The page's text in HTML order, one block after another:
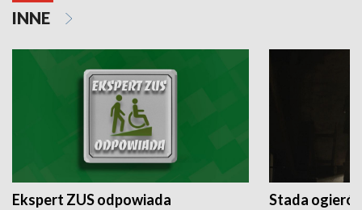
INNE
Ekspert ZUS odpowiada Stada